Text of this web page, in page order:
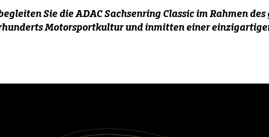
Sie die ADAC Sachsenring Classic im Rahmen
Motorsportkultur und inmitten einer